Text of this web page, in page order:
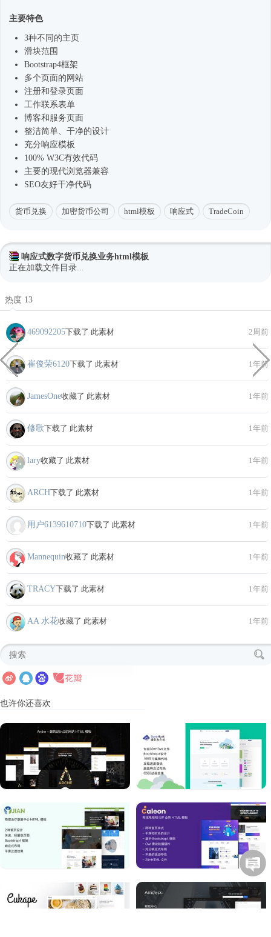
主要特色
3种不同的主页
滑块范围
Bootstrap4框架
多个页面的网站
注册和登录页面
工作联系表单
博客和服务页面
整洁简单、干净的设计
充分响应模板
100% W3C有效代码
主要的现代浏览器兼容
SEO友好干净代码
货币兑换 加密货币公司 html模板 响应式 TradeCoin
响应式数字货币兑换业务html模板
正在加载文件目录...
热度 13
469092205下载了 此素材 2周前
崔俊荣6120下载了 此素材 1年前
JamesOne收藏了 此素材 1年前
修歌下载了 此素材 1年前
lary收藏了 此素材 1年前
ARCH下载了 此素材 1年前
用户6139610710下载了 此素材 1年前
Mannequin收藏了 此素材 1年前
TRACY下载了 此素材 1年前
AA 水花收藏了 此素材 1年前
也许你还喜欢